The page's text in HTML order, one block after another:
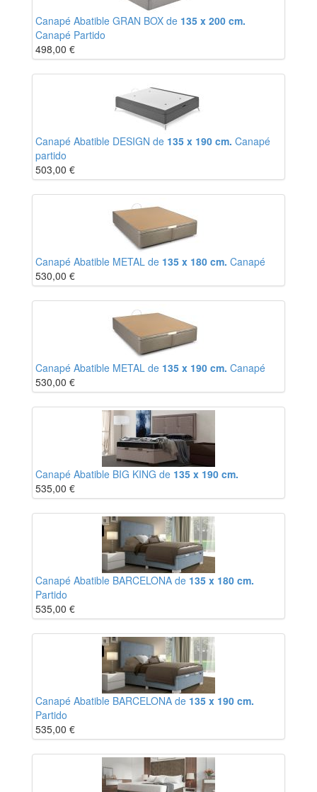
Canapé Abatible GRAN BOX de 135 x 200 cm.
Canapé Partido
498,00 €
Canapé Abatible DESIGN de 135 x 190 cm. Canapé
partido
503,00 €
Canapé Abatible METAL de 135 x 180 cm. Canapé
530,00 €
Canapé Abatible METAL de 135 x 190 cm. Canapé
530,00 €
Canapé Abatible BIG KING de 135 x 190 cm.
535,00 €
Canapé Abatible BARCELONA de 135 x 180 cm.
Partido
535,00 €
Canapé Abatible BARCELONA de 135 x 190 cm.
Partido
535,00 €